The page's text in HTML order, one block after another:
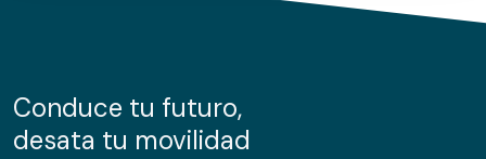
información sobre el uso que haga del sitio web con
nuestros partners de redes sociales, publicidad y análisis
Conduce tu futuro,
desata tu movilidad